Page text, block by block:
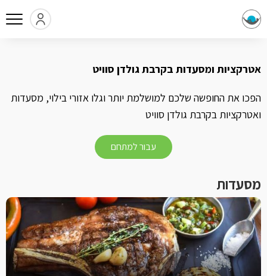
אטרקציות ומסעדות בקרבת גולדן סוויט
הפכו את החופשה שלכם למושלמת יותר וגלו אזורי בילוי, מסעדות
ואטרקציות בקרבת גולדן סוויט
עבור למתחם
מסעדות